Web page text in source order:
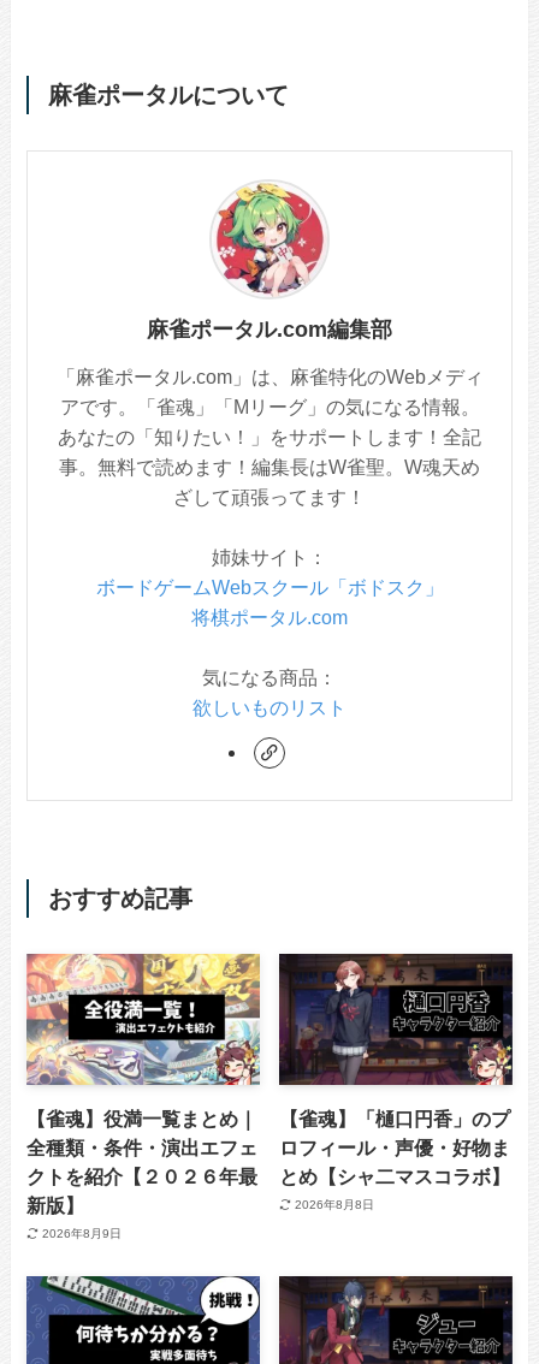
麻雀ポータルについて
麻雀ポータル.com編集部
「麻雀ポータル.com」は、麻雀特化のWebメディ
アです。「雀魂」「Mリーグ」の気になる情報。
あなたの「知りたい！」をサポートします！全記
事。無料で読めます！編集長はW雀聖。W魂天め
ざして頑張ってます！
姉妹サイト：
ボードゲームWebスクール「ボドスク」
将棋ポータル.com
気になる商品：
欲しいものリスト
おすすめ記事
【雀魂】役満一覧まとめ｜
全種類・条件・演出エフェ
クトを紹介【２０２６年最
新版】
2026年8月9日
【雀魂】「樋口円香」のプ
ロフィール・声優・好物ま
とめ【シャ二マスコラボ】
2026年8月8日